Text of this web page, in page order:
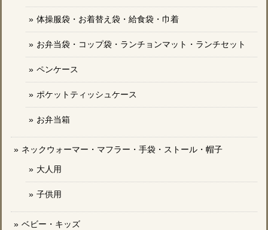
体操服袋・お着替え袋・給食袋・巾着
お弁当袋・コップ袋・ランチョンマット・ランチセット
ペンケース
ポケットティッシュケース
お弁当箱
ネックウォーマー・マフラー・手袋・ストール・帽子
大人用
子供用
ベビー・キッズ